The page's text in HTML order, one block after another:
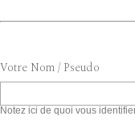
Votre Nom / Pseudo
Notez ici de quoi vous